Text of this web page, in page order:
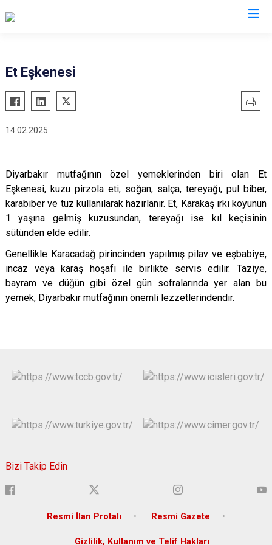
Et Eşkenesi
14.02.2025
Diyarbakır mutfağının özel yemeklerinden biri olan Et
Eşkenesi, kuzu pirzola eti, soğan, salça, tereyağı, pul biber,
karabiber ve tuz kullanılarak hazırlanır. Et, Karakaş ırkı koyunun
1 yaşına gelmiş kuzusundan, tereyağı ise kıl keçisinin
sütünden elde edilir.
Genellikle Karacadağ pirincinden yapılmış pilav ve eşbabiye,
incaz veya karaş hoşafı ile birlikte servis edilir. Taziye,
bayram ve düğün gibi özel gün sofralarında yer alan bu
yemek, Diyarbakır mutfağının önemli lezzetlerindendir.
Bizi Takip Edin
Resmi İlan Protalı Resmi Gazete
Gizlilik, Kullanım ve Telif Hakları